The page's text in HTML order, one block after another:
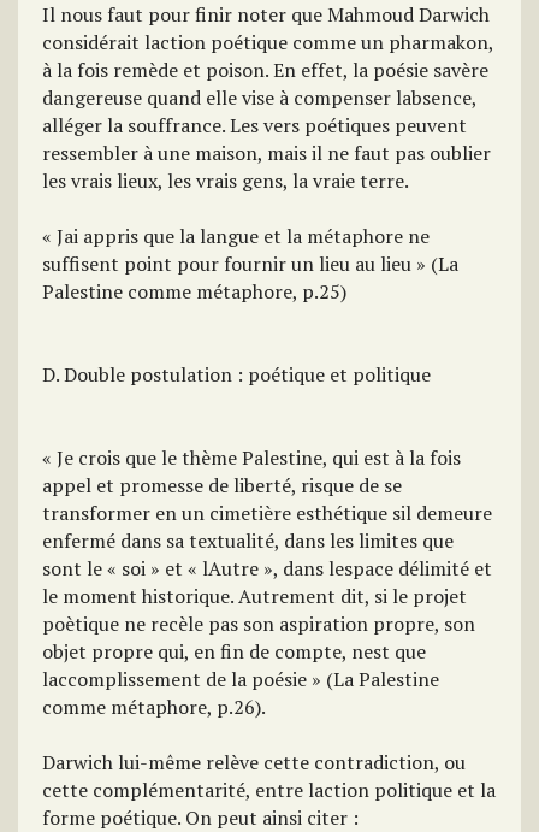
Il nous faut pour finir noter que Mahmoud Darwich
considérait laction poétique comme un pharmakon,
à la fois remède et poison. En effet, la poésie savère
dangereuse quand elle vise à compenser labsence,
alléger la souffrance. Les vers poétiques peuvent
ressembler à une maison, mais il ne faut pas oublier
les vrais lieux, les vrais gens, la vraie terre.
« Jai appris que la langue et la métaphore ne
suffisent point pour fournir un lieu au lieu » (La
Palestine comme métaphore, p.25)
D. Double postulation : poétique et politique
« Je crois que le thème Palestine, qui est à la fois
appel et promesse de liberté, risque de se
transformer en un cimetière esthétique sil demeure
enfermé dans sa textualité, dans les limites que
sont le « soi » et « lAutre », dans lespace délimité et
le moment historique. Autrement dit, si le projet
poètique ne recèle pas son aspiration propre, son
objet propre qui, en fin de compte, nest que
laccomplissement de la poésie » (La Palestine
comme métaphore, p.26).
Darwich lui-même relève cette contradiction, ou
cette complémentarité, entre laction politique et la
forme poétique. On peut ainsi citer :